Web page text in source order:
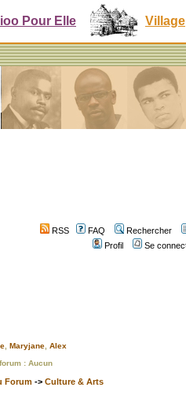
Pour Elle Village
RSS FAQ
Rechercher
Profil
Se
Maryjane Alex
: Aucun
Forum -> Culture & Arts